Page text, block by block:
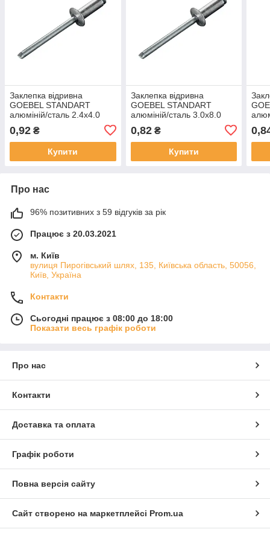
Заклепка відривна
GOEBEL STANDART
алюміній/сталь 2.4х4.0
0,92 ₴
Купити
Заклепка відривна
GOEBEL STANDART
алюміній/сталь 3.0х8.0
0,82₴
Купити
Про нас
96% позитивних з 59 відгуків за рік
Працює з 20.03.2021
м. Київ
вулиця Пирогівський шлях, 135, Київська область, 50056,
Київ, Україна
Контакти
Сьогодні працює з 08:00 до 18:00
Показати весь графік роботи
Про нас
Контакти
Доставка та оплата
Графік роботи
Повна версія сайту
Сайт створено на маркетплейсі Prom.ua